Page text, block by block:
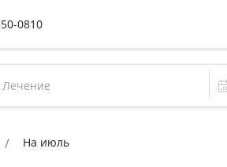
0810
Лечение
На июль